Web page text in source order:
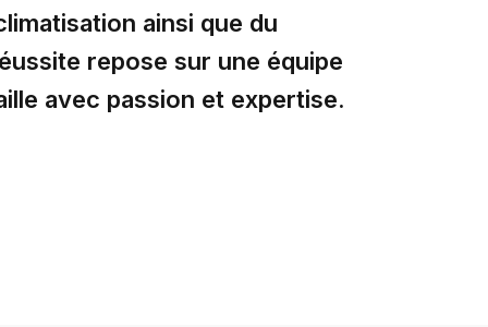
ainsi que du
repose sur une équipe
avec passion et expertise.